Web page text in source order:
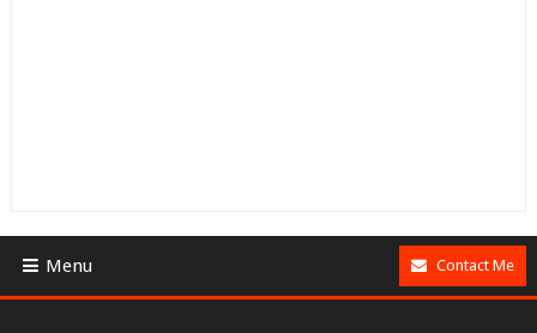
Menu Contact Me